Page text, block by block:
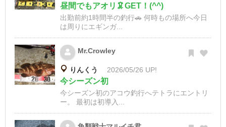
昼間でもアオリ🦑GET！(^^)
出勤前約1時間半の釣行🚗 何時もの場所へ今日
は周りにエギンガ...
Mr.Crowley
りんくう 2026/05/26 UP!
今シーズン初
今シーズン初のアコウ釣行へテトラにエントリ
ー。 最初は初導入...